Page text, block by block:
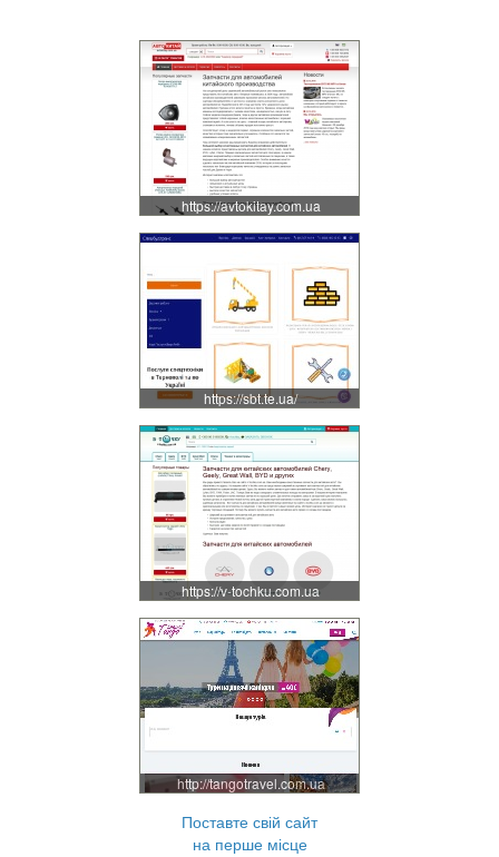
https://avtokitay.com.ua
https://sbt.te.ua/
https://v-tochku.com.ua
http://tangotravel.com.ua
Поставте свій сайт
на перше місце